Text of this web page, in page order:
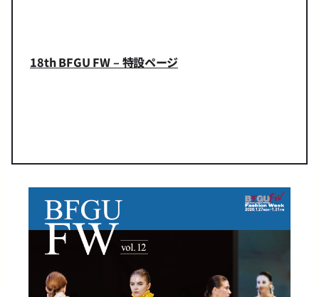
18th BFGU FW – 特設ページ